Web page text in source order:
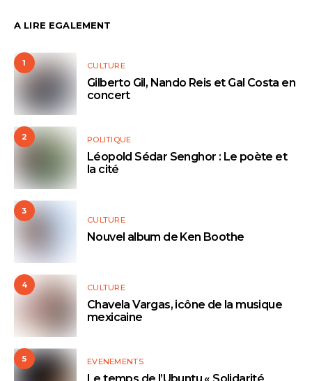
A LIRE EGALEMENT
1 CULTURE
Gilberto Gil, Nando Reis et Gal Costa en
concert
2 POLITIQUE
Léopold Sédar Senghor : Le poète et
la cité
3
CULTURE
Nouvel album de Ken Boothe
4 CULTURE
Chavela Vargas, icône de la musique
mexicaine
5 EVENEMENTS